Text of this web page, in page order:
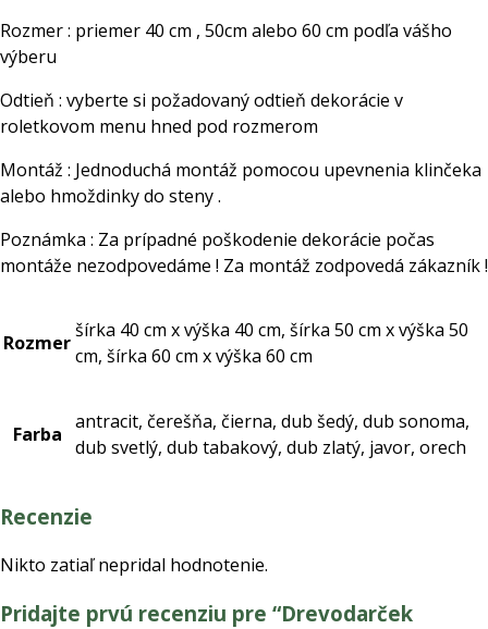
Rozmer : priemer 40 cm , 50cm alebo 60 cm podľa vášho
výberu
Odtieň : vyberte si požadovaný odtieň dekorácie v
roletkovom menu hned pod rozmerom
Montáž : Jednoduchá montáž pomocou upevnenia klinčeka
alebo hmoždinky do steny .
Poznámka : Za prípadné poškodenie dekorácie počas
montáže nezodpovedáme ! Za montáž zodpovedá zákazník !
Rozmer
šírka 40 cm x výška 40 cm, šírka 50 cm x výška 50
cm, šírka 60 cm x výška 60 cm
Farba
antracit, čerešňa, čierna, dub šedý, dub sonoma,
dub svetlý, dub tabakový, dub zlatý, javor, orech
Recenzie
Nikto zatiaľ nepridal hodnotenie.
Pridajte prvú recenziu pre “Drevodarček